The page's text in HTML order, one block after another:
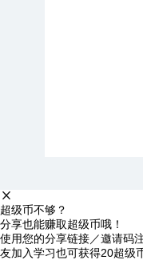
超级币不够？
分享也能赚取超级币哦！
使用您的分享链接／邀请码
友加入学习也可获得20超级